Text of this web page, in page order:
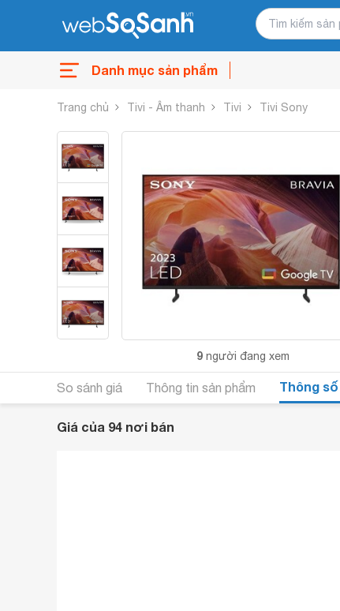
Danh mục sản phẩm
Trang chủ Tivi - Âm thanh Tivi Tivi Sony
9 người đang xem
So sánh giá Thông tin sản phẩm Thông
Giá của 94 nơi bán